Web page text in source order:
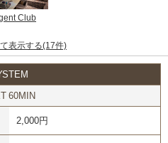
Club
表示する(17件)
60MIN
2,000円